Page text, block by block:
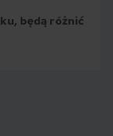
będą różnić